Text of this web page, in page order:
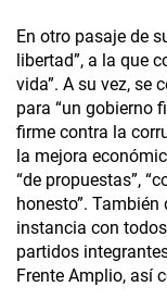
En otro pasaje de
libertad”, a la que
vida”. A su vez, se
para “un gobierno
firme contra la
la mejora
“de propuestas”,
honesto”.
instancia con
partidos
Frente Amplio, así